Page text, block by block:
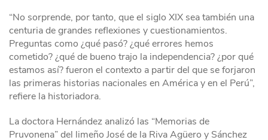
“No sorprende, por tanto, que el siglo XIX sea también una
centuria de grandes reflexiones y cuestionamientos.
Preguntas como ¿qué pasó? ¿qué errores hemos
cometido? ¿qué de bueno trajo la independencia? ¿por qué
estamos así? fueron el contexto a partir del que se forjaron
las primeras historias nacionales en América y en el Perú”,
refiere la historiadora.
La doctora Hernández analizó las “Memorias de
Pruvonena” del limeño José de la Riva Agüero y Sánchez